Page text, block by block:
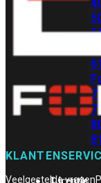
Licentie
Veelgestelde vragen